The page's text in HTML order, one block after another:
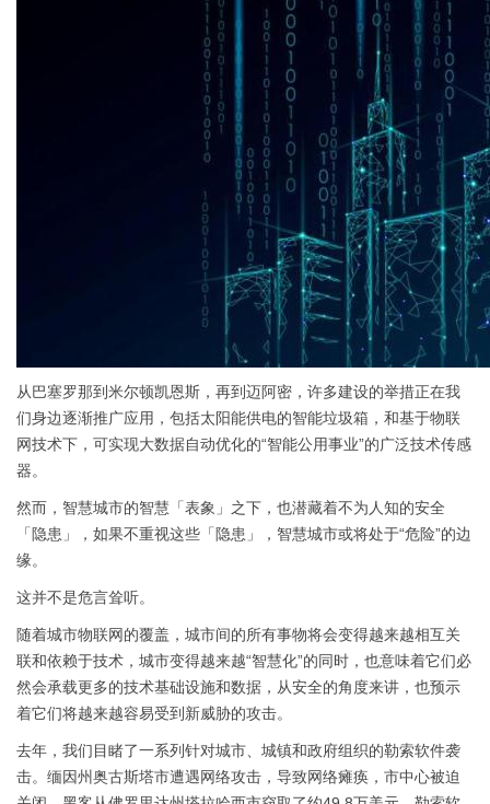
从巴塞罗那到米尔顿凯恩斯，再到迈阿密，许多建设的举措正在我
们身边逐渐推广应用，包括太阳能供电的智能垃圾箱，和基于物联
网技术下，可实现大数据自动优化的“智能公用事业”的广泛技术传感
器。
然而，智慧城市的智慧「表象」之下，也潜藏着不为人知的安全
「隐患」，如果不重视这些「隐患」，智慧城市或将处于“危险”的边
缘。
这并不是危言耸听。
随着城市物联网的覆盖，城市间的所有事物将会变得越来越相互关
联和依赖于技术，城市变得越来越“智慧化”的同时，也意味着它们必
然会承载更多的技术基础设施和数据，从安全的角度来讲，也预示
着它们将越来越容易受到新威胁的攻击。
去年，我们目睹了一系列针对城市、城镇和政府组织的勒索软件袭
击。缅因州奥古斯塔市遭遇网络攻击，导致网络瘫痪，市中心被迫